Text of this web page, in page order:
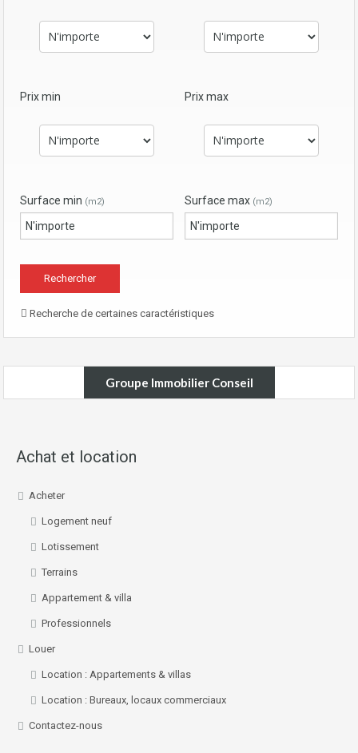
Prix min Prix max
Surface min (m2) Surface max (m2)
Recherche de certaines caractéristiques
Groupe Immobilier Conseil
Achat et location
Acheter
Logement neuf
Lotissement
Terrains
Appartement & villa
Professionnels
Louer
Location : Appartements & villas
Location : Bureaux, locaux commerciaux
Contactez-nous